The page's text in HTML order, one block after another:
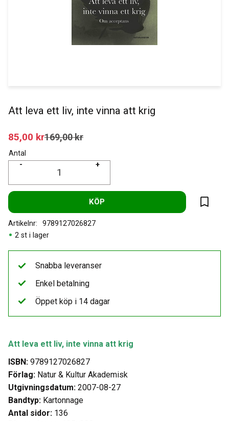
Att leva ett liv, inte vinna att krig
Nedsatt pris:
85,00 krOrdinarie pris:
169,00kr
Antal
+
-
KÖP
Lägg
2 st i lager
Artikelnr 9789127026827
Att leva ett liv, inte vinna att krig
ISBN: 9789127026827
Förlag: Natur & Kultur Akademisk
Utgivningsdatum: 2007-08-27
Bandtyp: Kartonnage
Antal sidor: 136
Snabba leveranser
Enkel betalning
Öppet köp i 14 dagar